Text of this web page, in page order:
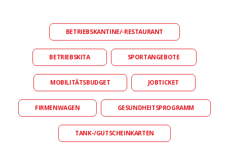
BETRIEBSKANTINE/-RESTAURANT
BETRIEBSKITA SPORTANGEBOTE
MOBILITÄTSBUDGET JOBTICKET
FIRMENWAGEN GESUNDHEITSPROGRAMM
TANK-/GUTSCHEINKARTEN